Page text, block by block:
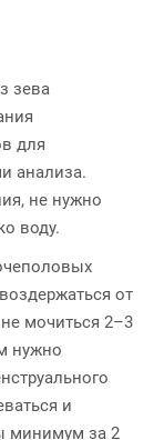
зева
для
анализа.
не нужно
воду.
от
мочиться 2–3
нужно
и
минимум за 2